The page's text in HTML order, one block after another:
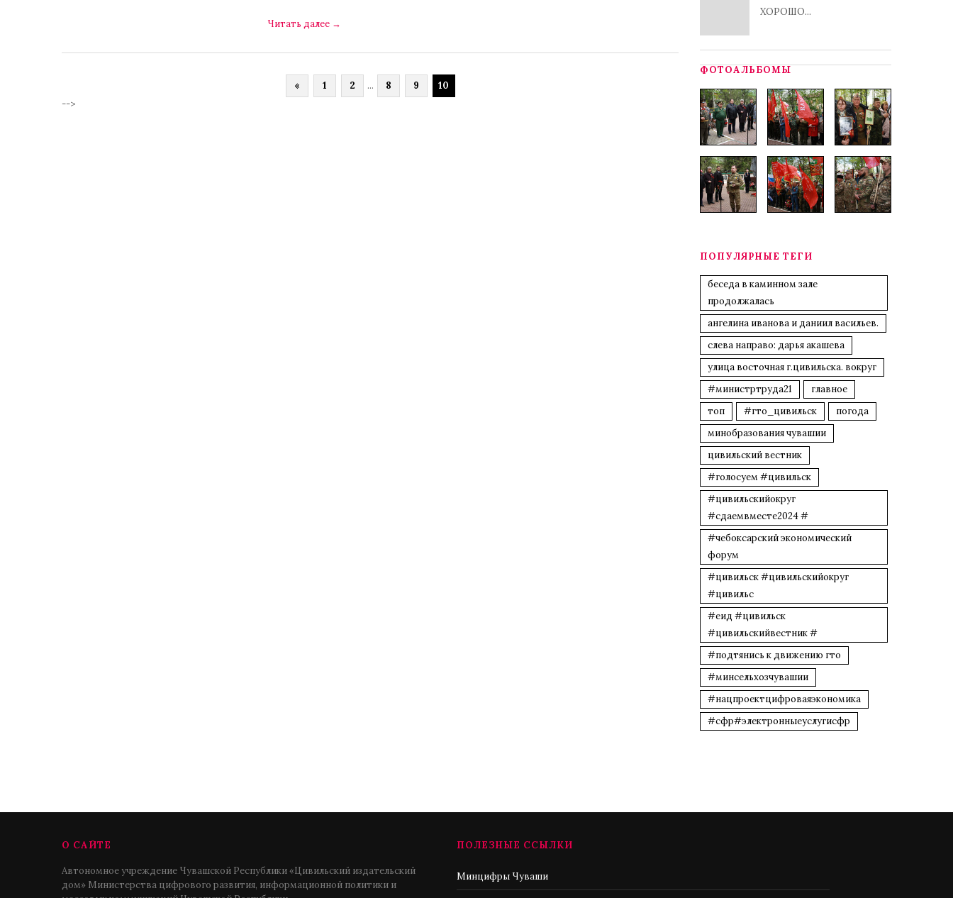
Читать далее →
« 1 2 ... 8 9
10
-->
ХОРОШО...
ФОТОАЛЬБОМЫ
ПОПУЛЯРНЫЕ ТЕГИ
беседа в каминном зале
продолжалась
ангелина иванова и даниил васильев.
слева направо: дарья акашева
улица восточная г.цивильска. вокруг
#министртруда21
главное
топ
#гто_цивильск
погода
минобразования чувашии
цивильский вестник
#голосуем #цивильск
#цивильскийокруг
#сдаемвместе2024 #
#чебоксарский экономический
форум
#цивильск #цивильскийокруг
#цивильс
#еид #цивильск
#цивильскийвестник #
#подтянись к движению гто
#минсельхозчувашии
#нацпроектцифроваяэкономика
#сфр#электронныеуслугисфр
О САЙТЕ
Автономное учреждение Чувашской Республики «Цивильский издательский
дом» Министерства цифрового развития, информационной политики и
ПОЛЕЗНЫЕ ССЫЛКИ
Минцифры Чуваши